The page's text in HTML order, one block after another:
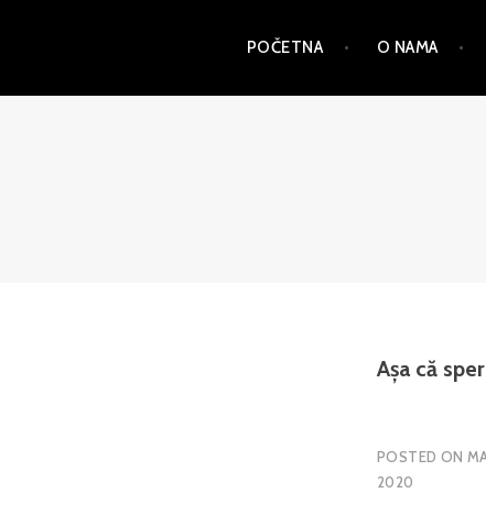
content
POČETNA O NAMA
Așa că
POSTED ON
2020